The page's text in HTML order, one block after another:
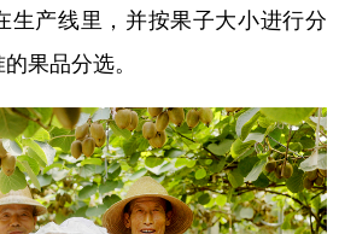
生产线里，并按果子大小进行分
果品分选。